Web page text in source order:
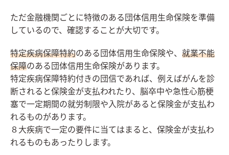
ただ金融機関ごとに特徴のある団体信用生命保険を準備
しているので、確認することが大切です。
特定疾病保障特約のある団体信用生命保険や、 就業不能
保障のある団体信用生命保険があります。
特定疾病保障特約付きの団信であれば、例えばがんを診
断されると保険金が支払われたり、脳卒中や急性心筋梗
塞で一定期間の就労制限や入院があると保険金が支払わ
れるものがあります。
８大疾病で一定の要件に当てはまると、保険金が支払わ
れるものもあったりします。